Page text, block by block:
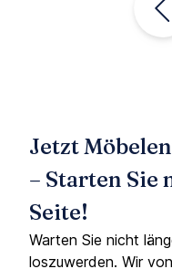
Jetzt
– Starten Sie
Seite!
Warten Sie nicht
loszuwerden. Wir von